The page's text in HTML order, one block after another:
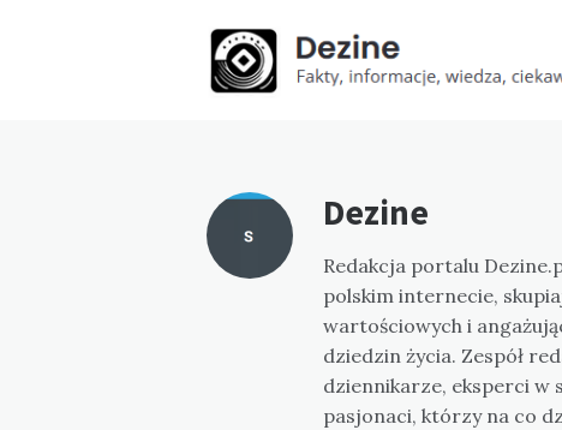
Dezine
Redakcja portalu
polskim internecie,
wartościowych i
dziedzin życia. Zespół
dziennikarze, eksperci w
pasjonaci, którzy na co